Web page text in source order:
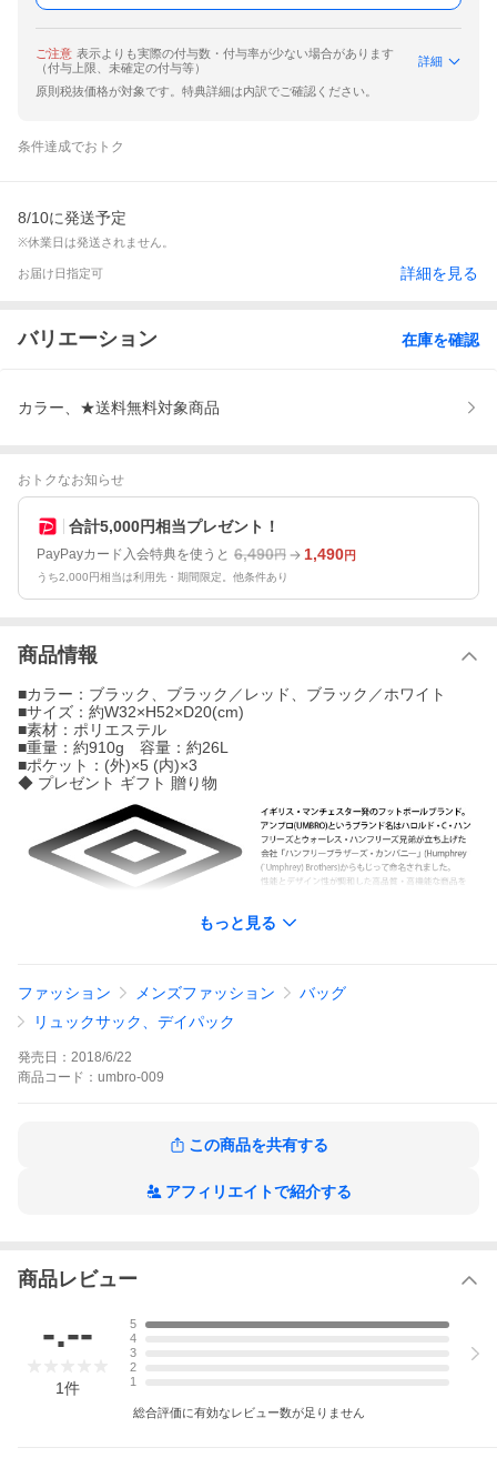
ご注意 表示よりも実際の付与数・付与率が少ない場合があります
（付与上限、未確定の付与等）
詳細
原則税抜価格が対象です。特典詳細は内訳でご確認ください。
条件達成でおトク
8/10に発送予定
※休業日は発送されません。
お届け日指定可 詳細を見る
バリエーション 在庫を確認
カラー、★送料無料対象商品
おトクなお知らせ
合計5,000円相当プレゼント！
PayPayカード入会特典を使うと 6,490円 1,490円
うち2,000円相当は利用先・期間限定。他条件あり
商品情報
■カラー：ブラック、ブラック／レッド、ブラック／ホワイト
■サイズ：約W32×H52×D20(cm)
■素材：ポリエステル
■重量：約910g 容量：約26L
■ポケット：(外)×5 (内)×3
◆ プレゼント ギフト 贈り物
もっと見る
ファッション メンズファッション
バッグ
リュックサック、デイパック
発売日： 2018/6/22
商品 コード： umbro-009
この商品を共有する
アフィリエイトで紹介する
商品レビュー
-.--
1件
5
4
3
2
1
総合評価に有効なレビュー数が足りません